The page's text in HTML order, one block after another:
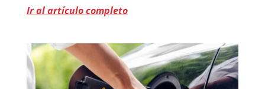
Ir al artículo completo